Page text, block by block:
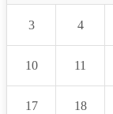
3 4
10 11
17 18